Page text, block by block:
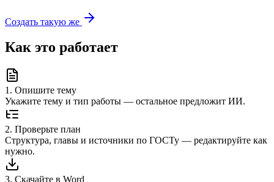
Создать такую же
Как это работает
1 . Опишите тему
Укажите тему и тип работы — остальное предложит ИИ.
2. Проверьте план
Структура, главы и источники по ГОСТу — редактируйте как
нужно.
3. Скачайте в Word